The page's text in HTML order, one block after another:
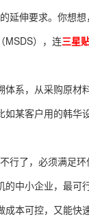
伸要求。你想想
MSDS），连三星
系，从采购原材
某客户用的韩华
行了，必须满足环
中小企业，最可
本可控，又能快